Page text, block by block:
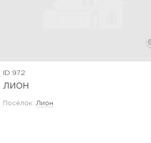
ID 972
ЛИОН
Посёлок: Лион